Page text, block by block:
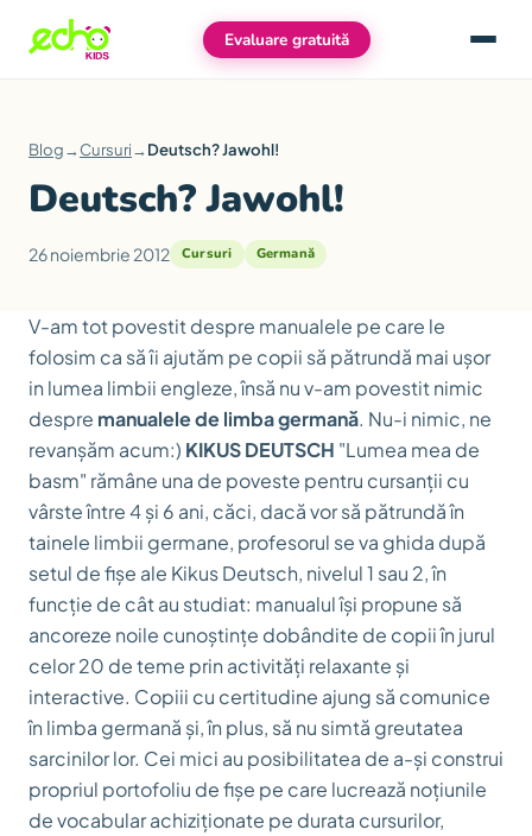
Evaluare gratuită Meniu
Blog→Cursuri→Deutsch? Jawohl!
Deutsch? Jawohl!
26 noiembrie 2012 Cursuri Germană
V-am tot povestit despre manualele pe care le
folosim ca să îi ajutăm pe copii să pătrundă mai ușor
in lumea limbii engleze, însă nu v-am povestit nimic
despre manualele de limba germană. Nu-i nimic, ne
revanșăm acum:) KIKUS DEUTSCH "Lumea mea de
basm" rămâne una de poveste pentru cursanții cu
vârste între 4 și 6 ani, căci, dacă vor să pătrundă în
tainele limbii germane, profesorul se va ghida după
setul de fișe ale Kikus Deutsch, nivelul 1 sau 2, în
funcție de cât au studiat: manualul își propune să
ancoreze noile cunoștințe dobândite de copii în jurul
celor 20 de teme prin activități relaxante și
interactive. Copiii cu certitudine ajung să comunice
în limba germană și, în plus, să nu simtă greutatea
sarcinilor lor. Cei mici au posibilitatea de a-și construi
propriul portofoliu de fișe pe care lucrează noțiunile
de vocabular achiziționate pe durata cursurilor,